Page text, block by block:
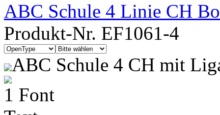
ABC Schule 4 Linie CH
Produkt-Nr. EF1061-4
ABC Schule 4 CH mit
1 Font